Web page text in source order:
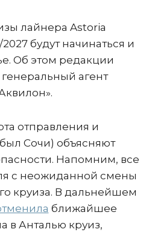
лайнера Astoria
будут начинаться и
Об этом редакции
агент
отправления и
Сочи) объясняют
Напомним, все
с неожиданной смены
круиза. В дальнейшем
ближайшее
в Анталью круиз,